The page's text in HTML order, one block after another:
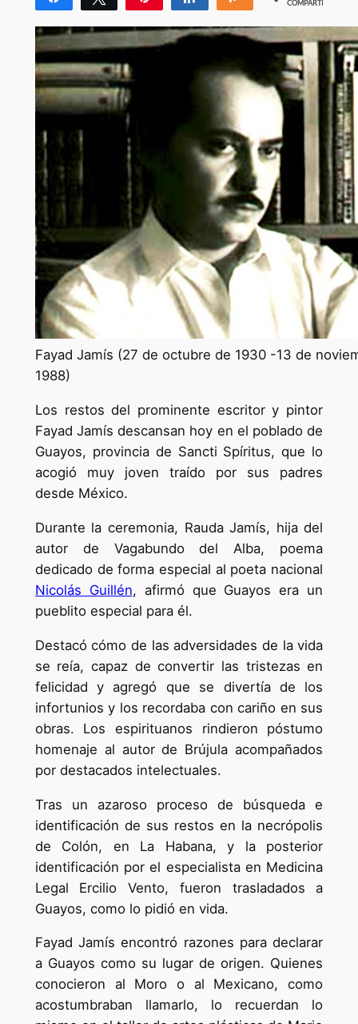
COMPARTIR
Fayad Jamís (27 de octubre de 1930 -13 de
1988)
Los restos del prominente escritor y pintor
Fayad Jamís descansan hoy en el poblado de
Guayos, provincia de Sancti Spíritus, que lo
acogió muy joven traído por sus padres
desde México.
Durante la ceremonia, Rauda Jamís, hija del
autor de Vagabundo del Alba, poema
dedicado de forma especial al poeta nacional
Nicolás Guillén, afirmó que Guayos era un
pueblito especial para él.
Destacó cómo de las adversidades de la vida
se reía, capaz de convertir las tristezas en
felicidad y agregó que se divertía de los
infortunios y los recordaba con cariño en sus
obras. Los espirituanos rindieron póstumo
homenaje al autor de Brújula acompañados
por destacados intelectuales.
Tras un azaroso proceso de bús­­­queda e
identificación de sus restos en la necrópolis
de Colón, en La Habana, y la posterior
identificación por el especialista en Medicina
Legal Ercilio Vento, fueron trasladados a
Guayos, como lo pidió en vida.
Fayad Jamís encontró razones para declarar
a Guayos co­mo su lugar de origen. Quienes
conocieron al Moro o al Me­­xicano, como
acostumbraban lla­­marlo, lo recuerdan lo